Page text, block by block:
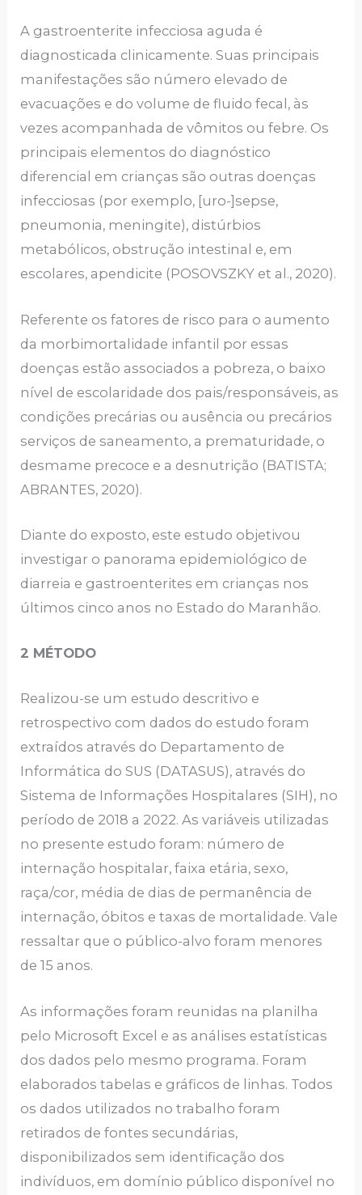
A gastroenterite infecciosa aguda é
diagnosticada clinicamente. Suas principais
manifestações são número elevado de
evacuações e do volume de fluido fecal, às
vezes acompanhada de vômitos ou febre. Os
principais elementos do diagnóstico
diferencial em crianças são outras doenças
infecciosas (por exemplo, [uro-]sepse,
pneumonia, meningite), distúrbios
metabólicos, obstrução intestinal e, em
escolares, apendicite (POSOVSZKY et al., 2020).
Referente os fatores de risco para o aumento
da morbimortalidade infantil por essas
doenças estão associados a pobreza, o baixo
nível de escolaridade dos pais/responsáveis, as
condições precárias ou ausência ou precários
serviços de saneamento, a prematuridade, o
desmame precoce e a desnutrição (BATISTA;
ABRANTES, 2020).
Diante do exposto, este estudo objetivou
investigar o panorama epidemiológico de
diarreia e gastroenterites em crianças nos
últimos cinco anos no Estado do Maranhão.
2 MÉTODO
Realizou-se um estudo descritivo e
retrospectivo com dados do estudo foram
extraídos através do Departamento de
Informática do SUS (DATASUS), através do
Sistema de Informações Hospitalares (SIH), no
período de 2018 a 2022. As variáveis utilizadas
no presente estudo foram: número de
internação hospitalar, faixa etária, sexo,
raça/cor, média de dias de permanência de
internação, óbitos e taxas de mortalidade. Vale
ressaltar que o público-alvo foram menores
de 15 anos.
As informações foram reunidas na planilha
pelo Microsoft Excel e as análises estatísticas
dos dados pelo mesmo programa. Foram
elaborados tabelas e gráficos de linhas. Todos
os dados utilizados no trabalho foram
retirados de fontes secundárias,
disponibilizados sem identificação dos
indivíduos, em domínio público disponível no